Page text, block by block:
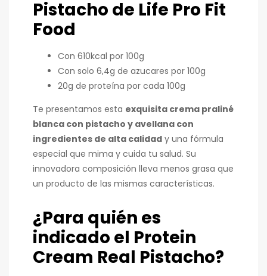
Pistacho de Life Pro Fit
Food
Con 610kcal por 100g
Con solo 6,4g de azucares por 100g
20g de proteína por cada 100g
Te presentamos esta exquisita crema praliné
blanca con pistacho y avellana con
ingredientes de alta calidad y una fórmula
especial que mima y cuida tu salud. Su
innovadora composición lleva menos grasa que
un producto de las mismas características.
¿Para quién es
indicado el Protein
Cream Real Pistacho?